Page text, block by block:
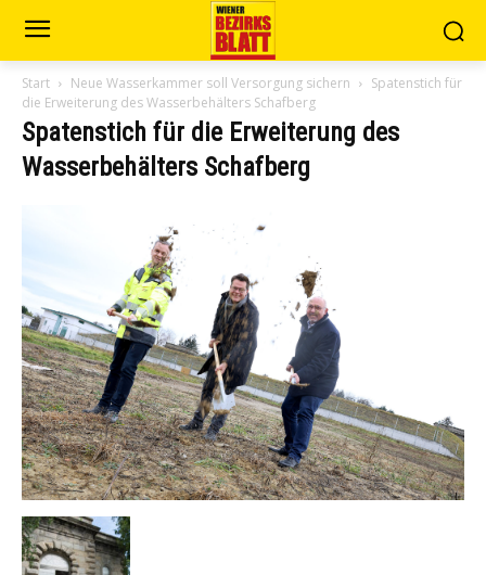
Start Neue Wasserkammer soll Versorgung sichern
Spatenstich für
die Erweiterung des Wasserbehälters Schafberg
Spatenstich für die Erweiterung des
Wasserbehälters Schafberg